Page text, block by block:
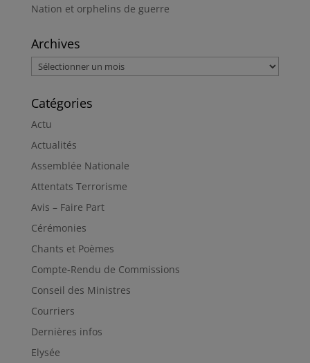
Nation et orphelins de guerre
Archives
Archives
Catégories
Actu
Actualités
Assemblée Nationale
Attentats Terrorisme
Avis – Faire Part
Cérémonies
Chants et Poèmes
Compte-Rendu de Commissions
Conseil des Ministres
Courriers
Dernières infos
Elysée